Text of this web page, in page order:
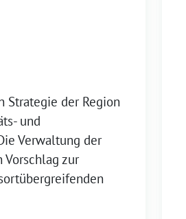
der Region
und
Verwaltung der
zur